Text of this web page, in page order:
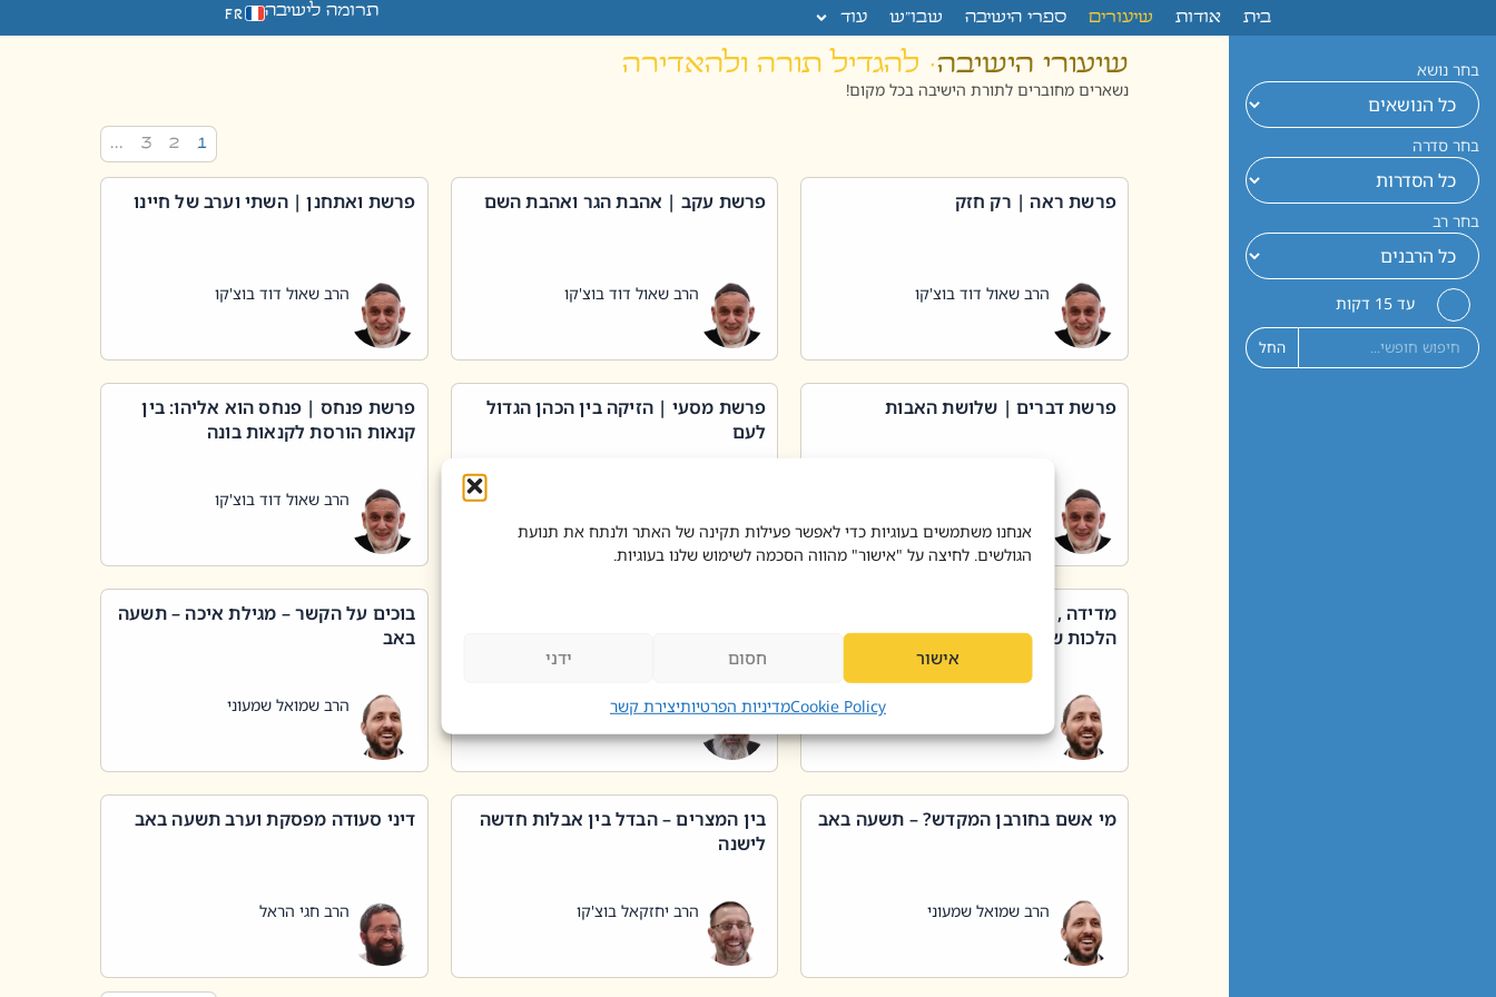
אנחנו משתמשים בעוגיות כדי לאפשר פעילות תקינה של האתר ולנתח את תנועת
הגולשים. לחיצה על "אישור" מהווה הסכמה לשימוש שלנו בעוגיות.
אישור חסום ידני
Cookie Policyמדיניות הפרטיותיצירת קשר
בית אודות שיעורים ספרי הישיבה שבו”ש עוד תרומה לישיבה FR
בחר נושא
בחר סדרה
בחר רב
עד 15 דקות
החל
שיעורי הישיבה· להגדיל תורה ולהאדירה
נשארים מחוברים לתורת הישיבה בכל מקום!
1
2
3
…
פרשת ראה | רק חזק
הרב שאול דוד בוצ'קו
פרשת עקב | אהבת הגר ואהבת השם
הרב שאול דוד בוצ'קו
פרשת ואתחנן | השתי וערב של חיינו
הרב שאול דוד בוצ'קו
פרשת דברים | שלושת האבות
פרשת מסעי | הזיקה בין הכהן הגדול
לעם
פרשת פנחס | פנחס הוא אליהו: בין
קנאות הורסת לקנאות בונה
הרב שאול דוד בוצ'קו
מדידה , קניה , שטיפת כלים בשבת –
הלכות שבת – סימן שכג
הרב יאיר בידני
בוכים על הקשר – מגילת איכה – תשעה
באב
הרב שמואל שמעוני
מי אשם בחורבן המקדש? – תשעה באב
הרב שמואל שמעוני
בין המצרים – הבדל בין אבלות חדשה
לישנה
הרב יחזקאל בוצ'קו
דיני סעודה מפסקת וערב תשעה באב
הרב חגי הראל